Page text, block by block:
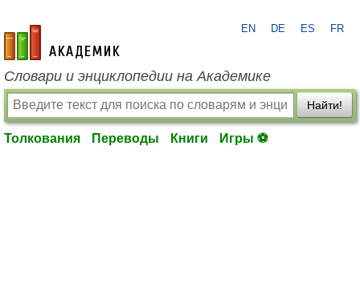
academic.ru
EN DE ES FR
Словари и энциклопедии на Академике
Найти!
Толкования Переводы Книги Игры ⚽